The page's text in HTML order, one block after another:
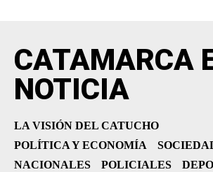
CATAMARCA
NOTICIA
LA VISIÓN DEL CATUCHO
POLÍTICA Y ECONOMÍA
NACIONALES
POLICIALES